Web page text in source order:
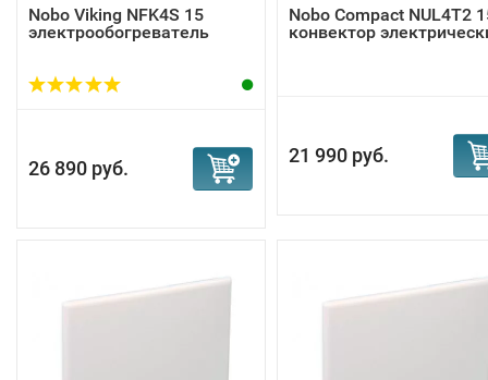
Nobo Viking NFK4S 15
электрообогреватель
26 890 руб.
Nobo Compact NUL4T2
конвектор
21 990 руб.